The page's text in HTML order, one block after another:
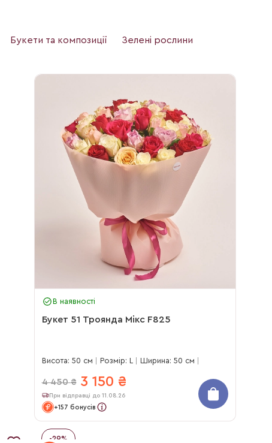
Букети та композиції Зелені рослини
В наявності
Букет 51 Троянда Мікс F825
Висота: 50 см Розмір: L Ширина: 50 см
4 450 ₴ 3 150 ₴
При відправці до 11.08.26
+157 бонусів
-29%